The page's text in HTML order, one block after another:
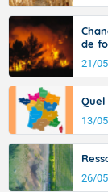
de
21/
13/
26/